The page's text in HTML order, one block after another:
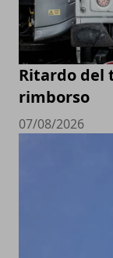
Ritardo del
rimborso
07/08/2026